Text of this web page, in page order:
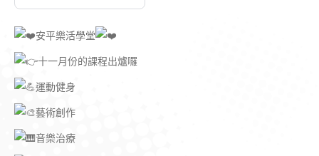
安平樂活學堂
十一月份的課程出爐囉
運動健身
藝術創作
音樂治療